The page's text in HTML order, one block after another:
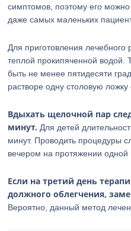
симптомов, поэтому его
даже самых маленьких
Для приготовления лечебного
теплой прокипяченной водой.
быть не менее пятидесяти
растворе одну столовую
Вдыхать щелочной пар
минут. Для детей
минут. Проводить процедуры
вечером на протяжении одной
Если на третий день
должного облегчения,
Вероятно, данный метод